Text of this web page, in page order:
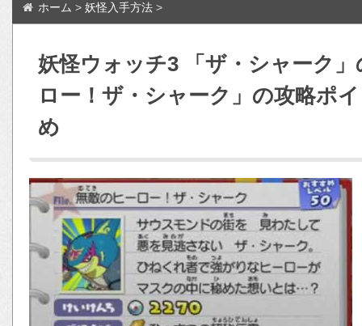
ホーム > 妖怪入手方法 >
妖怪ウォッチ3 「ザ・シャーク
ロー！ザ・シャーク」の攻略ポ
め